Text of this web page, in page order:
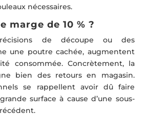
nécessaires.
marge de 10 % ?
de découpe ou des
une poutre cachée, augmentent
consommée. Concrètement, la
bien des retours en magasin.
se rappellent avoir dû faire
surface à cause d’une sous-